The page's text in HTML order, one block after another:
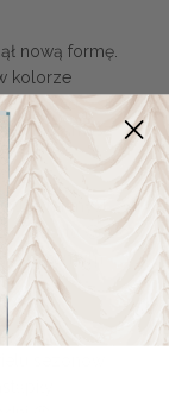
nową formę.
kolorze
sprawdzi się
gdy masz
na myśl
jogurtu 😉 Do
tym samym